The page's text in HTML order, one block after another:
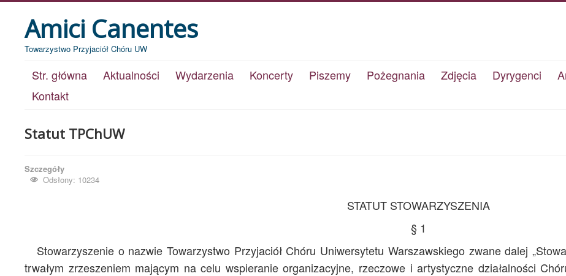
Amici Canentes
Towarzystwo Przyjaciół Chóru UW
Str. główna Aktualności Wydarzenia Koncerty Piszemy Pożegnania Zdjęcia Dyrygenci
Kontakt
Statut TPChUW
Szczegóły
Odsłony: 10234
STATUT STOWARZYSZENIA
§ 1
Stowarzyszenie o nazwie Towarzystwo Przyjaciół Chóru Uniwersytetu Warszawskiego zwane dalej
trwałym zrzeszeniem mającym na celu wspieranie organizacyjne, rzeczowe i artystyczne działalności